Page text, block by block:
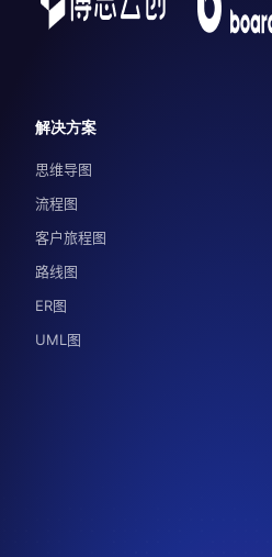
解决方案
思维导图
流程图
客户旅程图
路线图
ER图
UML图